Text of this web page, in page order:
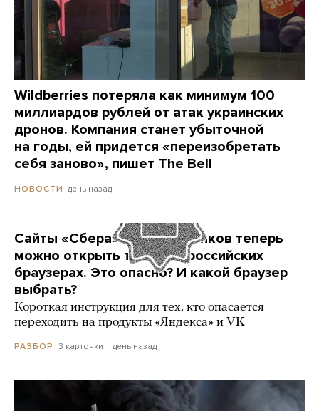
Wildberries потеряла как минимум 100
миллиардов рублей от атак украинских
дронов. Компания станет убыточной
на годы, ей придется «переизобретать
себя заново», пишет The Bell
НОВОСТИ день назад
Сайты «Сбера» и других банков теперь
можно открыть только в российских
браузерах. Это опасно? И какой браузер
выбрать?
Короткая инструкция для тех, кто опасается
переходить на продукты «Яндекса» и VK
РАЗБОР 3 карточки день назад